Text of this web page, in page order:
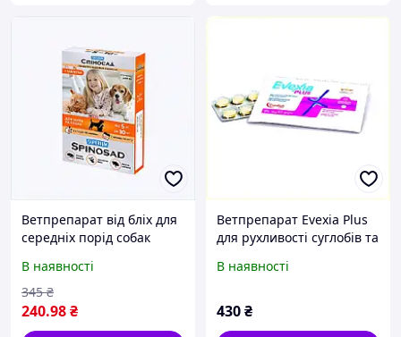
Ветпрепарат від бліх для
середніх порід собак
56X98K7A67
В наявності
240.98₴
345 ₴
Ветпрепарат Evexia Plus
для рухливості суглобів та
В наявності
430₴